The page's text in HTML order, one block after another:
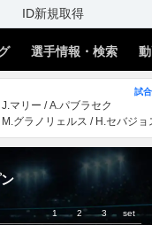
ID新規取得
選手情報・検索
試
J.マリー / A.パブラセク
M.グラノリェルス / H.セバジョ
1 2 3 set